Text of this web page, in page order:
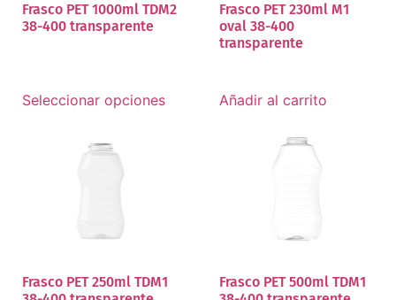
Frasco PET 1000ml TDM2
38-400 transparente
Seleccionar opciones
Frasco PET 230ml M1
oval 38-400
transparente
Añadir al carrito
Frasco PET 250ml TDM1
Frasco PET 500ml TDM1